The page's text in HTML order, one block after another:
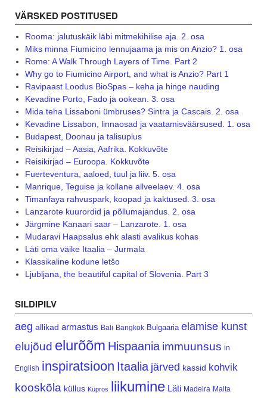
VÄRSKED POSTITUSED
Rooma: jalutuskäik läbi mitmekihilise aja. 2. osa
Miks minna Fiumicino lennujaama ja mis on Anzio? 1. osa
Rome: A Walk Through Layers of Time. Part 2
Why go to Fiumicino Airport, and what is Anzio? Part 1
Ravipaast Loodus BioSpas – keha ja hinge nauding
Kevadine Porto, Fado ja ookean. 3. osa
Mida teha Lissaboni ümbruses? Sintra ja Cascais. 2. osa
Kevadine Lissabon, linnaosad ja vaatamisväärsused. 1. osa
Budapest, Doonau ja talisuplus
Reisikirjad – Aasia, Aafrika. Kokkuvõte
Reisikirjad – Euroopa. Kokkuvõte
Fuerteventura, aaloed, tuul ja liiv. 5. osa
Manrique, Teguise ja kollane allveelaev. 4. osa
Timanfaya rahvuspark, koopad ja kaktused. 3. osa
Lanzarote kuurordid ja põllumajandus. 2. osa
Järgmine Kanaari saar – Lanzarote. 1. osa
Mudaravi Haapsalus ehk alasti avalikus kohas
Läti oma väike Itaalia – Jurmala
Klassikaline kodune letšo
Ljubljana, the beautiful capital of Slovenia. Part 3
SILDIPILV
aeg allikad armastus Bali Bangkok Bulgaaria elamise kunst
elujõud elurõõm Hispaania immuunsus in
English inspiratsioon Itaalia järved kassid kohvik
kooskõla küllus Küpros liikumine Läti Madeira Malta